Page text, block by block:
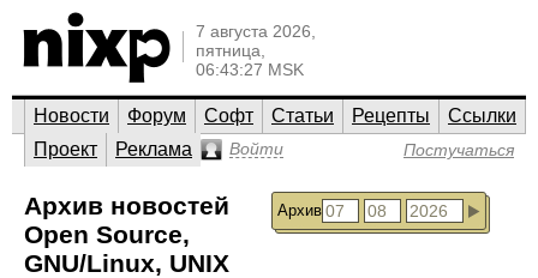
7 августа 2026,
пятница,
06:43:27 MSK
Новости Форум Софт Статьи Рецепты
Ссылки
Проект
Реклама Войти Постучаться
Архив
Архив новостей
Open Source,
GNU/Linux, UNIX